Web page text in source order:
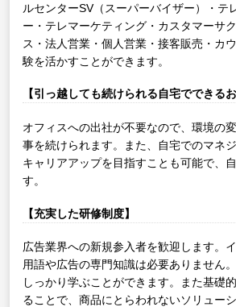
ルセンターSV（スーパーバイザー）・テ
ー・テレマーケティング・カスタマーサ
ス・法人営業・個人営業・接客販売・カ
験を活かすことができます。
【引っ越しても続けられる自宅でできるお
オフィスへの出社が不要なので、環境の
事を続けられます。また、自宅でのマネ
キャリアアップを目指すことも可能で、
す。
【充実した研修制度】
広告業界への新規参入者を歓迎します。
用語や広告の専門知識は必要ありません
しっかり学ぶことができます。また基礎
ることで、商品にとらわれないソリュー